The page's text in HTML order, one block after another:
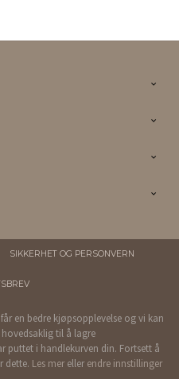
SIKKERHET OG PERSONVERN
en bedre kjøpsopplevelse og vi kan
hovedsaklig til å lagre
puttet i handlekurven din. Fortsett å
dette. Les mer eller endre innstillinger